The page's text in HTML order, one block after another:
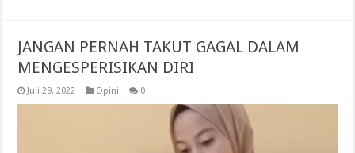
JANGAN PERNAH TAKUT GAGAL DALAM
MENGESPERISIKAN DIRI
Juli 29, 2022 Opini 0